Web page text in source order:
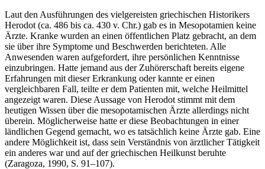
Laut den Ausführungen des vielgereisten griechischen Historikers
Herodot (ca. 486 bis ca. 430 v. Chr.) gab es in Mesopotamien keine
Ärzte. Kranke wurden an einen öffentlichen Platz gebracht, an dem
sie über ihre Symptome und Beschwerden berichteten. Alle
Anwesenden waren aufgefordert, ihre persönlichen Kenntnisse
einzubringen. Hatte jemand aus der Zuhörerschaft bereits eigene
Erfahrungen mit dieser Erkrankung oder kannte er einen
vergleichbaren Fall, teilte er dem Patienten mit, welche Heilmittel
angezeigt waren. Diese Aussage von Herodot stimmt mit dem
heutigen Wissen über die mesopotamischen Ärzte allerdings nicht
überein. Möglicherweise hatte er diese Beobachtungen in einer
ländlichen Gegend gemacht, wo es tatsächlich keine Ärzte gab. Eine
andere Möglichkeit ist, dass sein Verständnis von ärztlicher Tätigkeit
ein anderes war und auf der griechischen Heilkunst beruhte
(Zaragoza, 1990, S. 91–107).